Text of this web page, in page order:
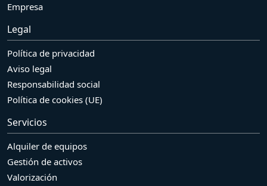
Empresa
Legal
Política de privacidad
Aviso legal
Responsabilidad social
Política de cookies (UE)
Servicios
Alquiler de equipos
Gestión de activos
Valorización